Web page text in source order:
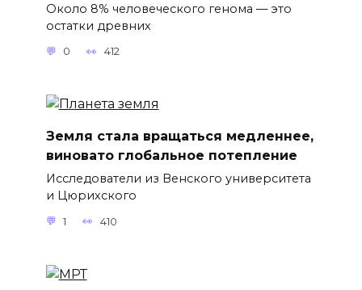
Около 8% человеческого генома — это
остатки древних
0 412
Земля стала вращаться медленнее,
виновато глобальное потепление
Исследователи из Венского университета
и Цюрихского
1 410